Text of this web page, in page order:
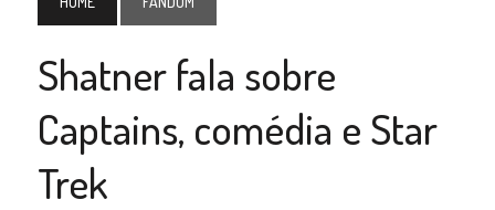
Shatner fala sobre
Captains, comédia e Star
Trek